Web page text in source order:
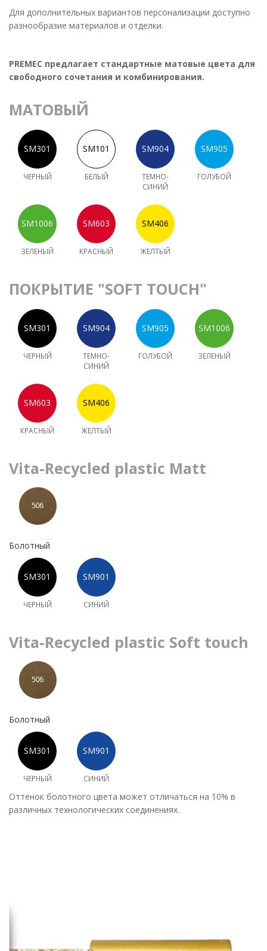
Для дополнительных вариантов персонализации доступно
разнообразие материалов и отделки.
PREMEC предлагает стандартные матовые цвета для
свободного сочетания и комбинирования.
МАТОВЫЙ
ЧЕРНЫЙ БЕЛЫЙ
ТЕМНО-
СИНИЙ
ГОЛУБОЙ
ЗЕЛЕНЫЙ КРАСНЫЙ ЖЕЛТЫЙ
ПОКРЫТИЕ "SOFT TOUCH"
ЧЕРНЫЙ
ТЕМНО-
СИНИЙ
ГОЛУБОЙ ЗЕЛЕНЫЙ
КРАСНЫЙ ЖЕЛТЫЙ
Vita-Recycled plastic Matt
Болотный
ЧЕРНЫЙ СИНИЙ
Vita-Recycled plastic Soft touch
Болотный
ЧЕРНЫЙ СИНИЙ
Оттенок болотного цвета может отличаться на 10% в
различных технологических соединениях.